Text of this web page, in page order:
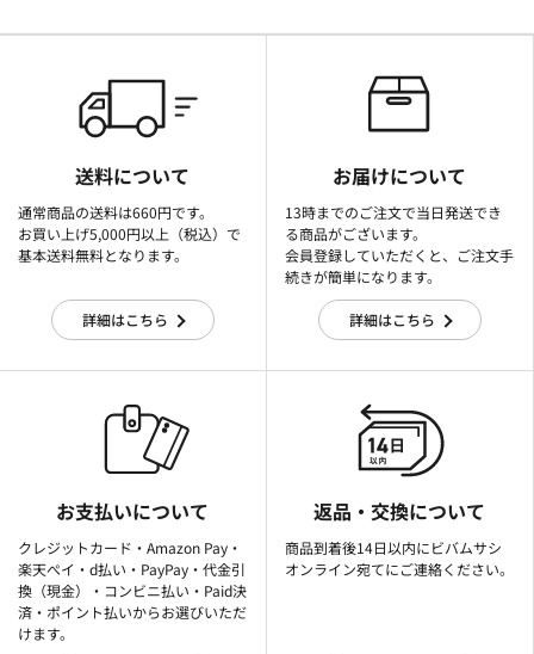
送料について
通常商品の送料は660円です。
お買い上げ5,000円以上（税込）で
基本送料無料となります。
詳細はこちら
お届けについて
13時までのご注文で当日発送でき
る商品がございます。
会員登録していただくと、ご注文手
続きが簡単になります。
詳細はこちら
お支払いについて
クレジットカード・Amazon Pay・
楽天ぺイ・d払い・PayPay・代金引
換（現金）・コンビニ払い・Paid決
済・ポイント払いからお選びいただ
けます。
返品・交換について
商品到着後14日以内にビバムサシ
オンライン宛てにご連絡ください。